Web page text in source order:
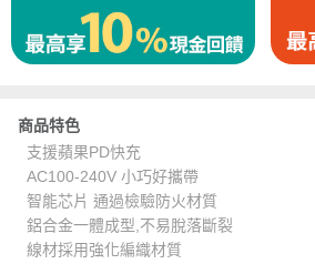
商品特色
支援蘋果PD快充
AC100-240V 小巧好攜帶
智能芯片 通過檢驗防火材質
鋁合金一體成型,不易脫落斷裂
線材採用強化編織材質